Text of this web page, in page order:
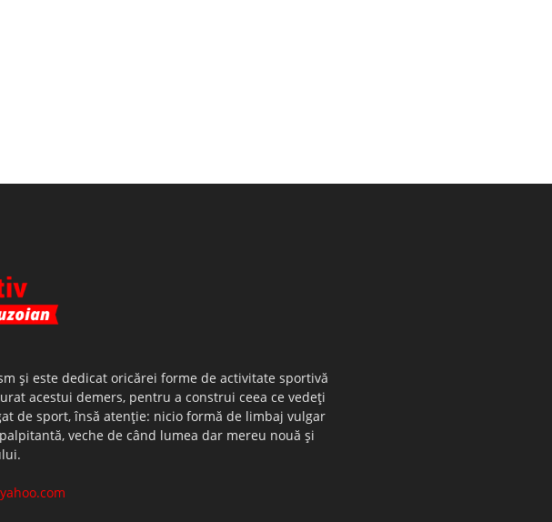
şi este dedicat oricărei forme de activitate sportivă
acestui demers, pentru a construi ceea ce vedeţi
de sport, însă atenţie: nicio formă de limbaj vulgar
veche de când lumea dar mereu nouă şi